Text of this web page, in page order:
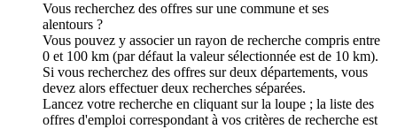
Vous recherchez des offres sur une commune et ses
alentours ?
Vous pouvez y associer un rayon de recherche compris entre
0 et 100 km (par défaut la valeur sélectionnée est de 10 km).
Si vous recherchez des offres sur deux départements, vous
devez alors effectuer deux recherches séparées.
Lancez votre recherche en cliquant sur la loupe ; la liste des
offres d'emploi correspondant à vos critères de recherche est